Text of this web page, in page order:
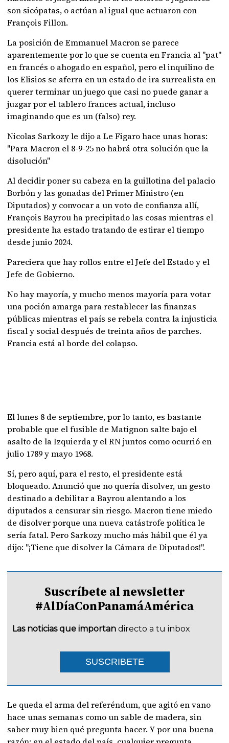
son sicópatas, o actúan al igual que actuaron con
François Fillon.
La posición de Emmanuel Macron se parece
aparentemente por lo que se cuenta en Francia al "pat"
en francés o ahogado en español, pero el inquilino de
los Elisios se aferra en un estado de ira surrealista en
querer terminar un juego que casi no puede ganar a
juzgar por el tablero frances actual, incluso
imaginando que es un (falso) rey.
Nicolas Sarkozy le dijo a Le Figaro hace unas horas:
"Para Macron el 8-9-25 no habrá otra solución que la
disolución"
Al decidir poner su cabeza en la guillotina del palacio
Borbón y las gonadas del Primer Ministro (en
Diputados) y convocar a un voto de confianza allí,
François Bayrou ha precipitado las cosas mientras el
presidente ha estado tratando de estirar el tiempo
desde junio 2024.
Pareciera que hay rollos entre el Jefe del Estado y el
Jefe de Gobierno.
No hay mayoría, y mucho menos mayoría para votar
una poción amarga para restablecer las finanzas
públicas mientras el país se rebela contra la injusticia
fiscal y social después de treinta años de parches.
Francia está al borde del colapso.
El lunes 8 de septiembre, por lo tanto, es bastante
probable que el fusible de Matignon salte bajo el
asalto de la Izquierda y el RN juntos como ocurrió en
julio 1789 y mayo 1968.
Sí, pero aquí, para el resto, el presidente está
bloqueado. Anunció que no quería disolver, un gesto
destinado a debilitar a Bayrou alentando a los
diputados a censurar sin riesgo. Macron tiene miedo
de disolver porque una nueva catástrofe política le
sería fatal. Pero Sarkozy mucho más hábil que él ya
dijo: "¡Tiene que disolver la Cámara de Diputados!".
Suscríbete al newsletter
#AlDíaConPanamáAmérica
Las noticias que importan directo a tu inbox
SUSCRIBETE
Le queda el arma del referéndum, que agitó en vano
hace unas semanas como un sable de madera, sin
saber muy bien qué pregunta hacer. Y por una buena